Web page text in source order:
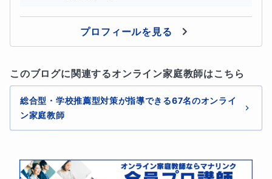
プロフィールを見る
このブログに関連するオンライン家庭教師はこちら
総合型・学校推薦型対策が指導できる67名のオンライ
ン家庭教師